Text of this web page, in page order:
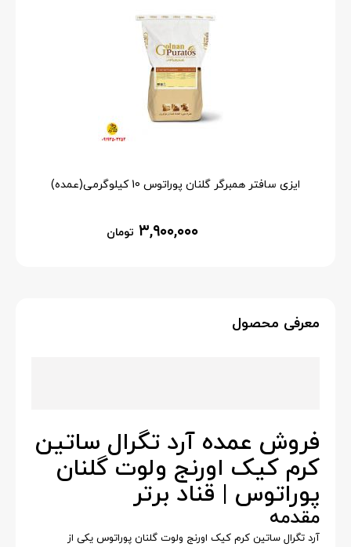
ایزی سافتر همبرگر گلنان پوراتوس 10 کیلوگرمی(عمده)
۳,۹۰۰,۰۰۰ تومان
معرفی محصول
فروش عمده آرد تگرال ساتین
کرم کیک اورنج ولوت گلنان
پوراتوس | قناد برتر
مقدمه
آرد تگرال ساتین کرم کیک اورنج ولوت گلنان پوراتوس یکی از